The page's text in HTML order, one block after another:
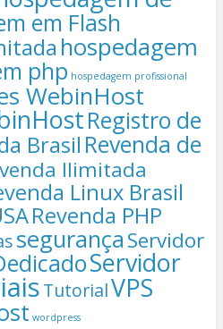
em Flash
hospedagem
php hospedagem profissional
WebinHost
Registro de
Brasil Revenda de
Ilimitada
Linux Brasil
Revenda PHP
segurançaServidor
Servidor
TutorialVPS
wordpress